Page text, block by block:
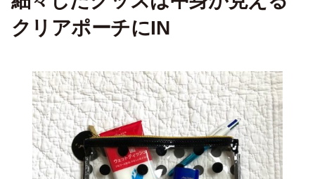
クリアポーチにIN